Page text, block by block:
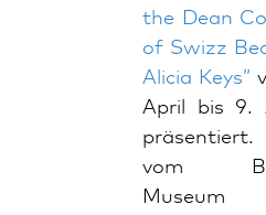
the Dean
of Swizz
Alicia Keys”
April bis 9.
vom
Museum